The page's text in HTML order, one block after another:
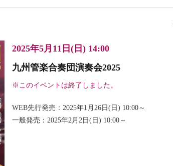
2025年5月11日(日) 14:00
九州管楽合奏団演奏会2025
※このイベントは終了しました。
WEB先行発売：2025年1月26日(日) 10:00～
一般発売：2025年2月2日(日) 10:00～